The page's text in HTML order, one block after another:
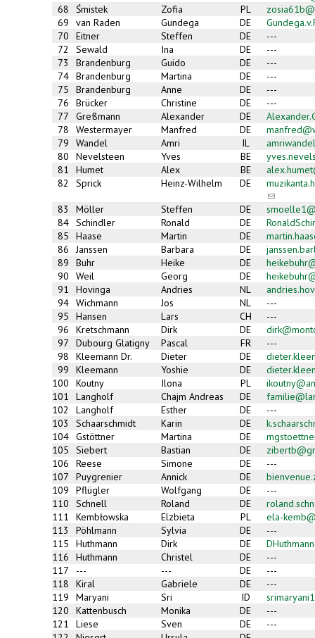
68
Śmistek Zofia PL
69
van Raden Gundega DE
70
Eitner Steffen DE
---
72
Sewald Ina DE
---
73
Brandenburg Guido DE
---
74 Brandenburg Martina DE
---
75
Brandenburg Anne DE
---
76
Brücker Christine DE
---
77
Greßmann Alexander DE
78
Westermayer Manfred DE
79
Wandel Amri IL
80
Nevelsteen Yves BE
81
Humet Alex BE
82
Sprick Heinz-Wilhelm DE
(link
sends
e-
mail)
83 Möller Steffen DE
84 Schindler Ronald DE
85
Haase Martin DE
86
Janssen Barbara DE
89
Buhr Heike DE
90
Weil Georg DE
91
Hovinga Andries NL
94 Wichmann Jos NL
---
95
Hansen Lars CH
---
96
Kretschmann Dirk DE
97
Dubourg Glatigny Pascal FR
---
98
Kleemann Dr. Dieter DE
99
Kleemann Yoshie DE
100
Koutny Ilona PL
101
Langholf Chajm Andreas DE
102
Langholf Esther DE
---
103
Schaarschmidt Karin DE
104 Gstöttner Martina DE
105
Siebert Bastian DE
106
Reese Simone DE
---
107
Puygrenier Annick DE
109
Pflügler Wolfgang DE
---
110
Schnell Roland DE
111
Kembłowska Elzbieta PL
ela-
113
Pöhlmann Sylvia DE
---
115
Huthmann Dirk DE
116
Huthmann Christel DE
---
117
--- --- DE
---
118
Kiral Gabriele DE
---
119
Maryani Sri ID
120
Kattenbusch Monika DE
---
121
Liese Sven DE
---